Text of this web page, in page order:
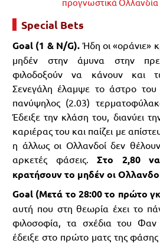
Special Bets
Goal (1 & N/G).Ήδη οι «οράνιε»
μηδέν στην άμυνα στην
φιλοδοξούν να κάνουν και
Σενεγάλη έλαμψε το άστρο
πανύψηλος (2.03)
Έδειξε την κλάση του, διανύει
καριέρας του και παίζει με
η άλλως οι Ολλανδοί δεν
αρκετές φάσεις.Στο 2,80
κρατήσουν το μηδέν οι
Goal (Μετά το 28:00 το πρώτο
αυτή που στη θεωρία έχει το
φιλοσοφία, τα σχέδια του
έδειξε στο πρώτο ματς της